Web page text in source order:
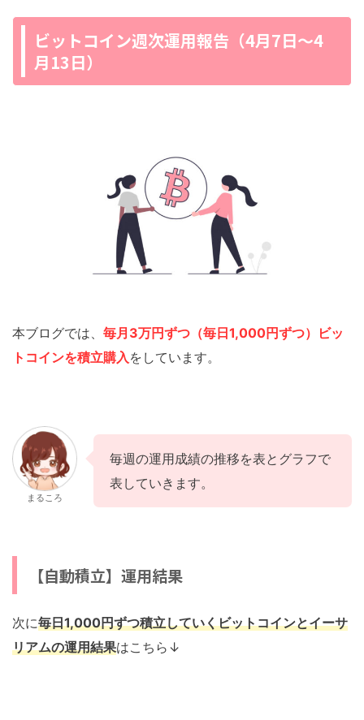
ビットコイン週次運用報告（4月7日〜4
月13日）
本ブログでは、 毎月3万円ずつ（毎日1,000円ずつ）ビッ
トコインを積立購入 をしています。
まるころ
毎週の運用成績の推移を表とグラフで
表していきます。
【自動積立】運用結果
次に毎日1,000円ずつ積立していくビットコインとイーサ
リアムの運用結果はこちら↓